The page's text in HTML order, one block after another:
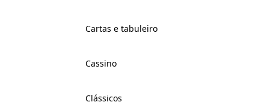
Cartas e tabuleiro
Cassino
Clássicos